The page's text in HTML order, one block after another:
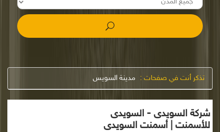
تذكر أنت في صفحات : مدينة السويس
شركة السويدى - السويدى
للأسمنت | أسمنت السويدى